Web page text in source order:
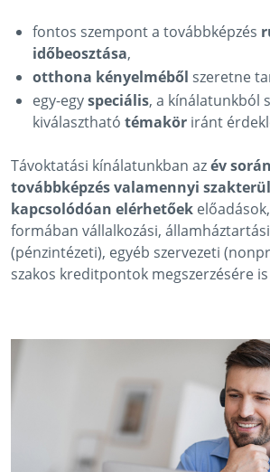
fontos szempont a továbbképzés
időbeosztása,
otthona kényelméből szeretne
egy-egyspeciális, a kínálatunkból
kiválasztható témakör iránt
Távoktatási kínálatunkban azév
továbbképzés valamennyi
kapcsolódóan elérhetőek
formában vállalkozási,
(pénzintézeti), egyéb szervezeti
szakos kreditpontok megszerzésére